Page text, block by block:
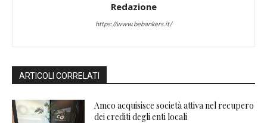
Redazione
https://www.bebankers.it/
ARTICOLI CORRELATI
Amco acquisisce società attiva nel recupero
dei crediti degli enti locali